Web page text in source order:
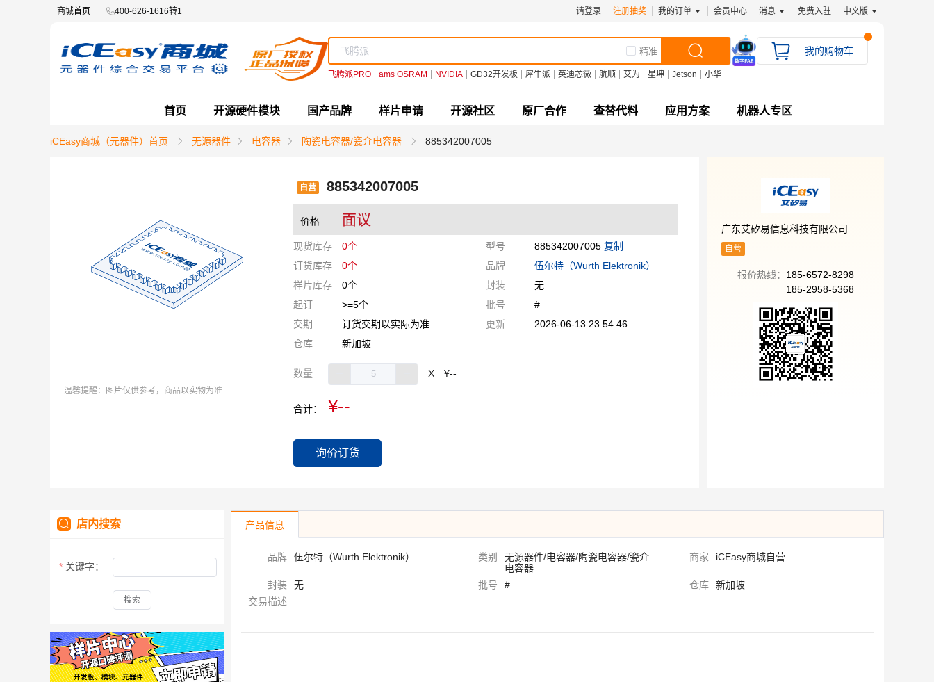
商城首页 400-626-1616转1 请登录 注册抽奖 我的订单 会员中心 消息 免费入驻 中文版
精准
飞腾派PRO ams OSRAM NVIDIA GD32开发板 犀牛派 英迪芯微 航顺 艾为 星坤 Jetson 小华
我的购物车
首页 开源硬件模块 国产品牌 样片申请 开源社区 原厂合作 查替代料 应用方案 机器人专区
iCEasy商城（元器件）首页 无源器件 电容器 陶瓷电容器/瓷介电容器 885342007005
温馨提醒：图片仅供参考，商品以实物为准
自营 885342007005
价格 面议
现货库存
0个
订货库存
0个
样片库存
0个
起订
>=5个
交期
订货交期以实际为准
仓库
新加坡
型号 885342007005 复制
品牌
伍尔特（Wurth Elektronik）
封装
无
批号
#
更新
2026-06-13 23:54:46
数量 X ¥--
合计： ¥--
询价订货
广东艾矽易信息科技有限公司
自营
报价热线： 185-6572-8298
185-2958-5368
店内搜索
关键字：
搜索
产品信息
品牌 伍尔特（Wurth Elektronik） 类别
无源器件/电容器/陶瓷电容器/瓷介
电容器
商家 iCEasy商城自营
封装 无 批号 # 仓库
新加坡
交易描述